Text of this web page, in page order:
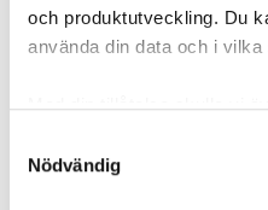
och produktutveckling. Du
använda din data och i vilka
Med din tillåtelse skulle vi
som kan ha en
Nödvändig
Därför sade den privata
med hänvisning till att